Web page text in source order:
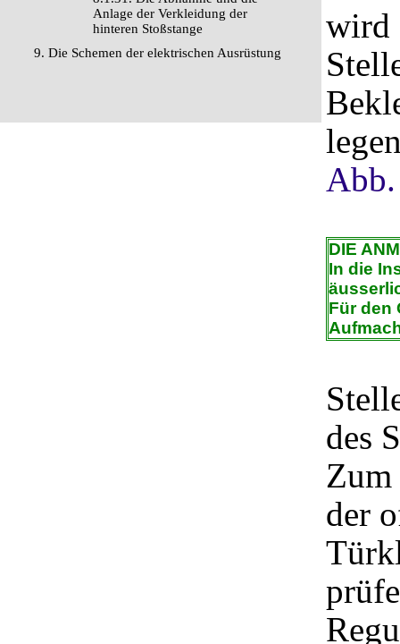
Anlage der Verkleidung der
hinteren Stoßstange
9. Die Schemen der elektrischen Ausrüstung
wird
DIE
In die
Für den
des
Zum
der